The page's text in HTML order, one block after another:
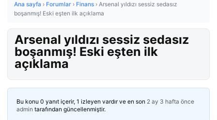
Ana sayfa › Forumlar › Finans › Arsenal yıldızı sessiz sedasız
boşanmış! Eski eşten ilk açıklama
Arsenal yıldızı sessiz sedasız
boşanmış! Eski eşten ilk
açıklama
Bu konu 0 yanıt içerir, 1 izleyen vardır ve en son 2 ay 3 hafta önce
admin tarafından güncellenmiştir.